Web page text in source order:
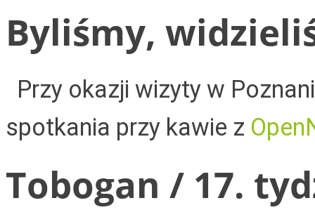
Byliśmy,
Przy okazji wizyty w
spotkania przy kawie z
Tobogan / 17.